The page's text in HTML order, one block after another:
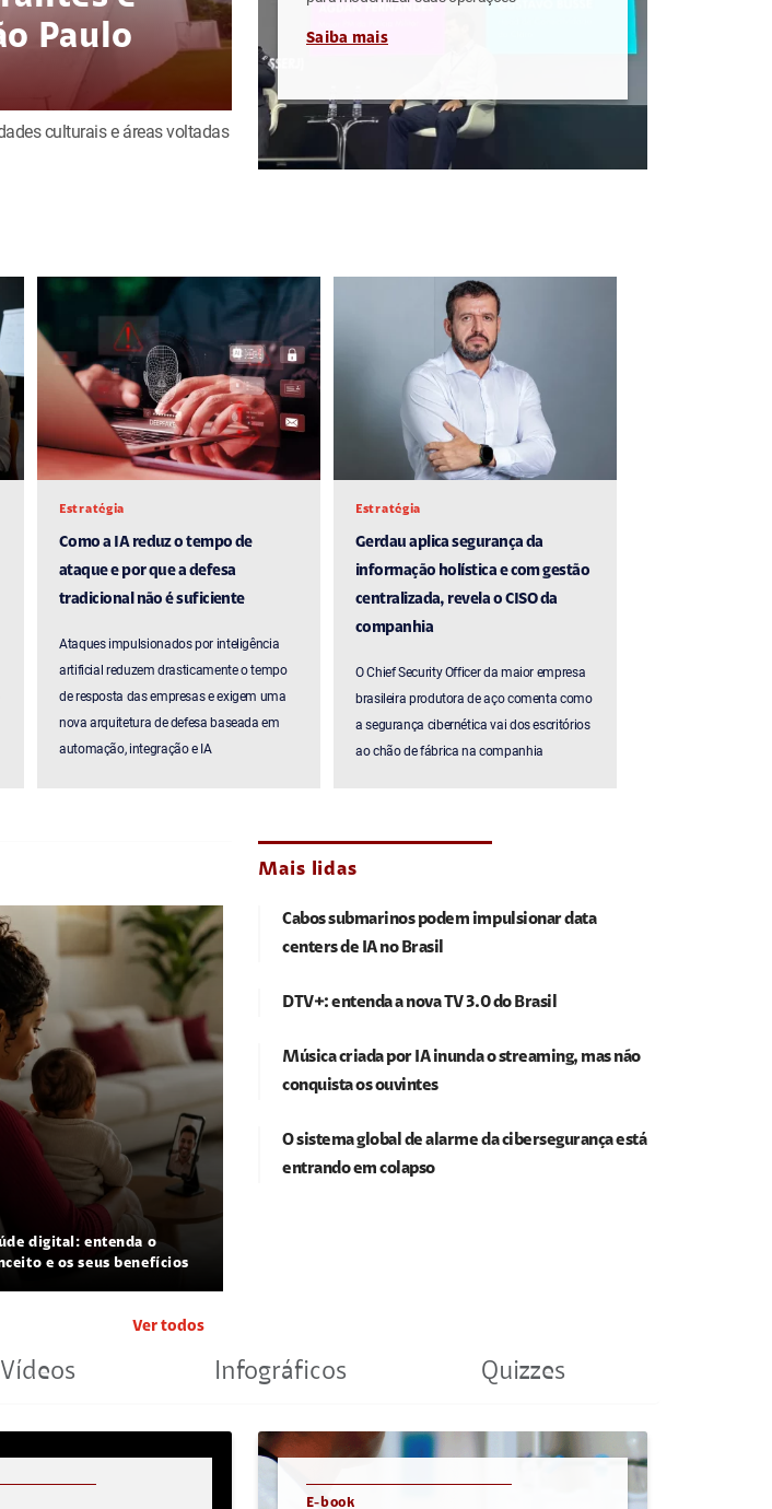
Paulo
culturais e áreas voltadas
Saiba mais
Estratégia
Como a IA reduz o tempo de
ataque e por que a defesa
tradicional não é suficiente
Ataques impulsionados por inteligência
artificial reduzem drasticamente o tempo
de resposta das empresas e exigem uma
nova arquitetura de defesa baseada em
automação, integração e IA
Estratégia
Gerdau aplica segurança da
informação holística e com gestão
centralizada, revela o CISO da
companhia
O Chief Security Officer da maior empresa
brasileira produtora de aço comenta como
a segurança cibernética vai dos escritórios
ao chão de fábrica na companhia
digital: entenda o
e os seus benefícios
Ver todos
Mais lidas
Cabos submarinos podem impulsionar data
centers de IA no Brasil
DTV+: entenda a nova TV 3.0 do Brasil
Música criada por IA inunda o streaming, mas não
conquista os ouvintes
O sistema global de alarme da cibersegurança está
entrando em colapso
Vídeos Infográficos Quizzes
E-book